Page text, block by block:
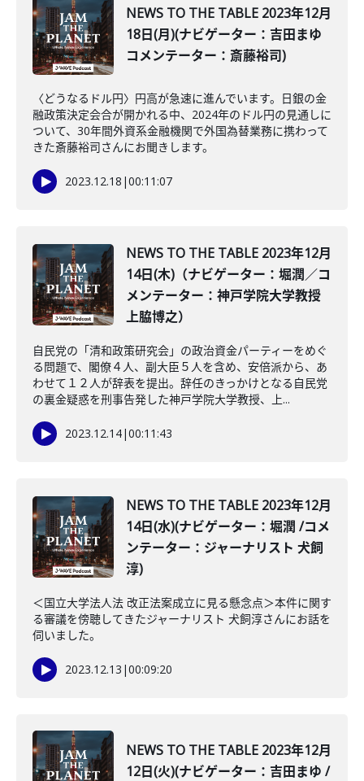
NEWS TO THE TABLE 2023年12月
18日(月)(ナビゲーター：吉田まゆ
コメンテーター：斎藤裕司)
〈どうなるドル円〉円高が急速に進んでいます。日銀の金
融政策決定会合が開かれる中、2024年のドル円の見通しに
ついて、30年間外資系金融機関で外国為替業務に携わって
きた斎藤裕司さんにお聞きします。
2023.12.18 |00:11:07
NEWS TO THE TABLE 2023年12月
14日(木)（ナビゲーター：堀潤／コ
メンテーター：神戸学院大学教授
上脇博之）
自民党の「清和政策研究会」の政治資金パーティーをめぐ
る問題で、閣僚４人、副大臣５人を含め、安倍派から、あ
わせて１２人が辞表を提出。辞任のきっかけとなる自民党
の裏金疑惑を刑事告発した神戸学院大学教授、上...
2023.12.14|00:11:43
NEWS TO THE TABLE 2023年12月
14日(水)(ナビゲーター：堀潤 /コメ
ンテーター：ジャーナリスト 犬飼
淳)
＜国立大学法人法 改正法案成立に見る懸念点＞本件に関す
る審議を傍聴してきたジャーナリスト 犬飼淳さんにお話を
伺いました。
2023.12.13 |00:09:20
NEWS TO THE TABLE 2023年12月
12日(火)(ナビゲーター：吉田まゆ /